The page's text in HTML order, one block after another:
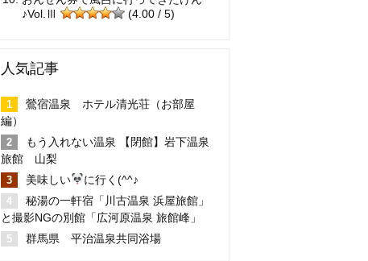
♪Vol.Ⅲ
(4.00 / 5)
人気記事
鶯宿温泉 ホテル清光荘（お部屋
編）
もう入れない温泉 【閉館】岩下温泉
旅館 山梨
美味しい
に行く(^^♪
秘湯の一軒宿「川古温泉 浜屋旅館」
と撮影NGの別館「広河原温泉 旅館峰」
群馬県 平治温泉共同浴場